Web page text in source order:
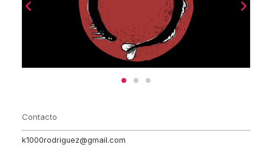
Contacto
k1000rodriguez@gmail.com